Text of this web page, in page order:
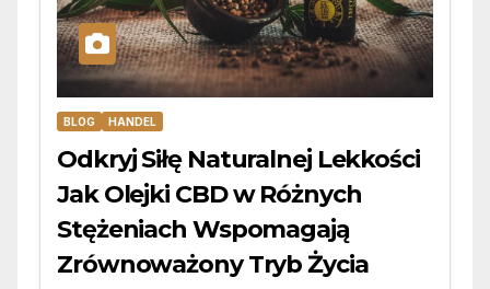
BLOG HANDEL
Odkryj Siłę Naturalnej Lekkości
Jak Olejki CBD w Różnych
Stężeniach Wspomagają
Zrównoważony Tryb Życia